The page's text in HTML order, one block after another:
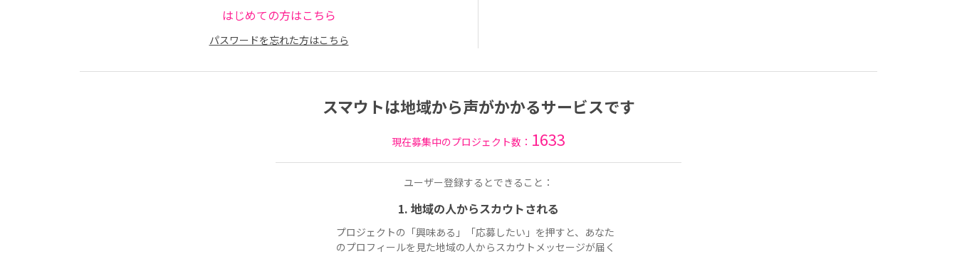
はじめての方はこちら
パスワードを忘れた方はこちら
スマウトは地域から声がかかるサービスです
現在募集中のプロジェクト数： 1633
ユーザー登録するとできること：
1. 地域の人からスカウトされる
プロジェクトの「興味ある」「応募したい」を押すと、あなた
のプロフィールを見た地域の人からスカウトメッセージが届く